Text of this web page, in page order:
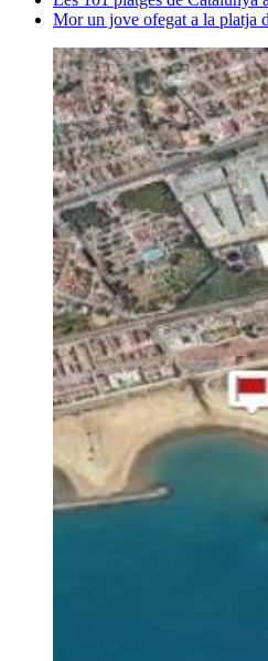
Mor un jove ofegat a la platja